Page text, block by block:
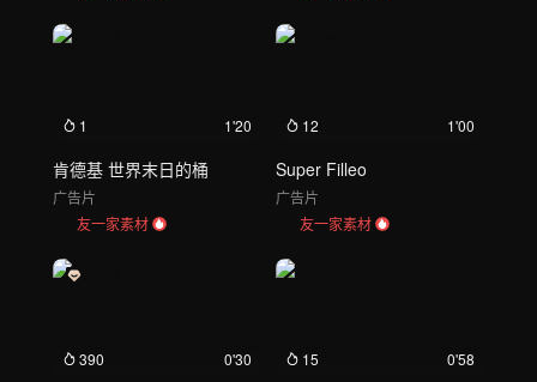
1 1'20
肯德基 世界末日的桶
广告片
友一家素材
12 1'00
Super Filleo
广告片
友一家素材
390 0'30 15 0'58